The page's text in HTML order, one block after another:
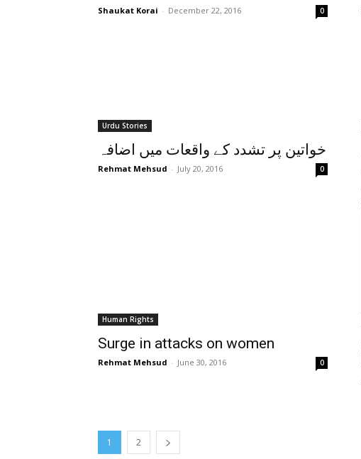
Shaukat Korai - December 22, 2016 0
Urdu Stories
خواتین پر تشدد کے واقعات میں اضافہ
Rehmat Mehsud - July 20, 2016 0
Human Rights
Surge in attacks on women
Rehmat Mehsud - June 30, 2016 0
1 2